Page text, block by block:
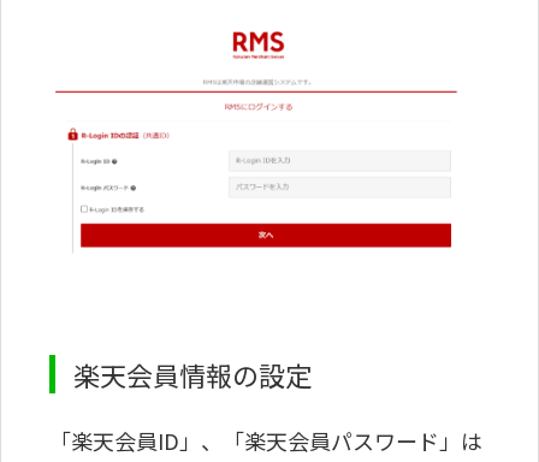
楽天会員情報の設定
「楽天会員ID」、「楽天会員パスワード」は